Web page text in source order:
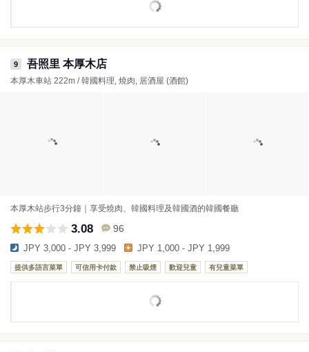
9 吾照里 本厚木店
本厚木車站 222m / 韓國料理, 燒肉, 居酒屋 (酒館)
本厚木站步行3分鐘｜享受燒肉、韓國料理及韓國酒的韓國餐廳
3.08 96
JPY 3,000 - JPY 3,999 JPY 1,000 - JPY 1,999
提供多語言菜單 可信用卡付款 禁止吸煙 歡迎兒童 有兒童菜單